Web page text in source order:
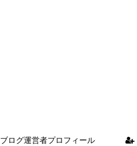
ブログ運営者プロフィール